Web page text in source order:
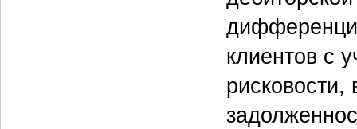
клиентов с
рисковости,